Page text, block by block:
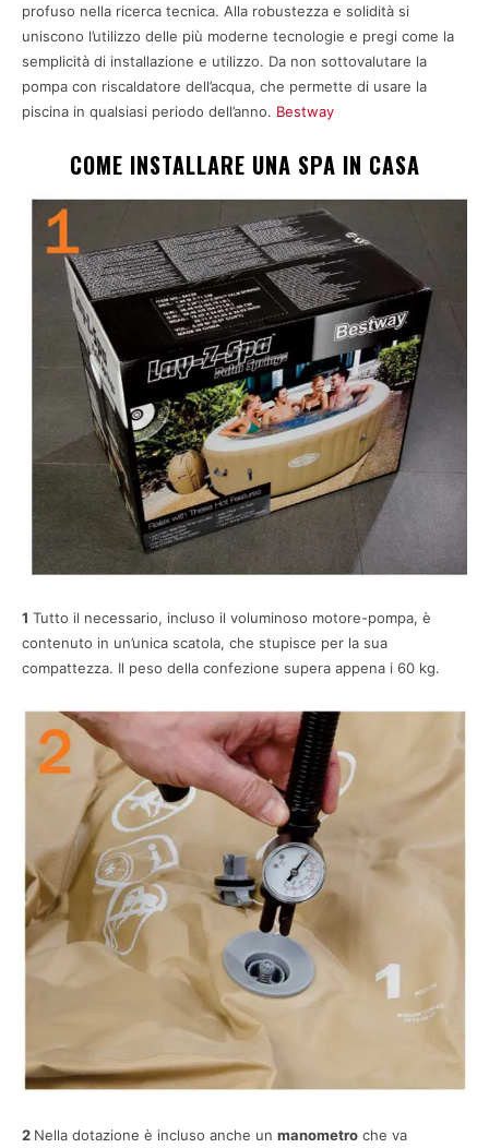
profuso nella ricerca tecnica. Alla robustezza e solidità si
uniscono l’utilizzo delle più moderne tecnologie e pregi come la
semplicità di installazione e utilizzo. Da non sottovalutare la
pompa con riscaldatore dell’acqua, che permette di usare la
piscina in qualsiasi periodo dell’anno. Bestway
COME INSTALLARE UNA SPA IN CASA
1 Tutto il necessario, incluso il voluminoso motore-pompa, è
contenuto in un’unica scatola, che stupisce per la sua
compattezza. Il peso della confezione supera appena i 60 kg.
2 Nella dotazione è incluso anche un manometro che va